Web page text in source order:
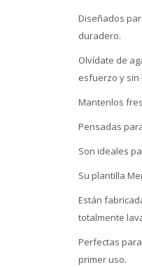
Diseñados
duradero.
Olvídate de
esfuerzo y sin
Mantenlos
Pensadas
Son ideales
Su plantilla
Están
totalmente
Perfectas
primer uso.